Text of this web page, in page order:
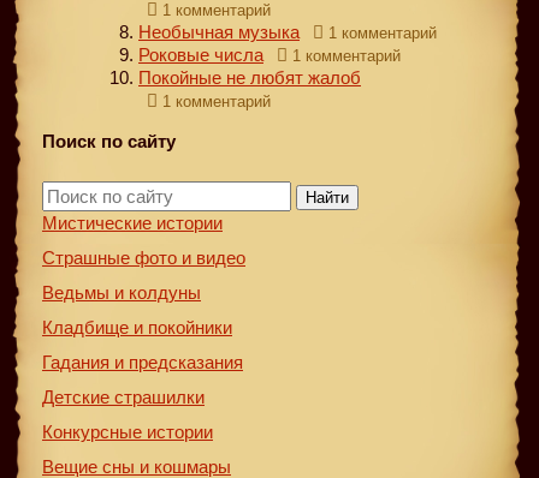
1 комментарий
Необычная музыка 1 комментарий
Роковые числа 1 комментарий
Покойные не любят жалоб
1 комментарий
Поиск по сайту
Найти
Мистические истории
Страшные фото и видео
Ведьмы и колдуны
Кладбище и покойники
Гадания и предсказания
Детские страшилки
Конкурсные истории
Вещие сны и кошмары